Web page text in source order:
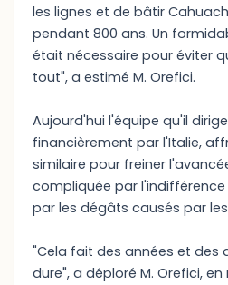
les lignes et de bâtir
pendant 800 ans. Un
était nécessaire pour éviter
tout", a estimé M. Orefici.
Aujourd'hui l'équipe qu'il
financièrement par l'Italie,
similaire pour freiner
compliquée par
par les dégâts causés par
"Cela fait des années et des
dure", a déploré M. Orefici,